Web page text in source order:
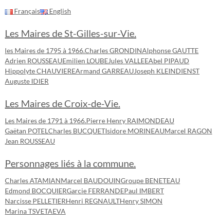
Français English
Les Maires de St-Gilles-sur-Vie.
les Maires de 1795 à 1966.Charles GRONDINAlphonse GAUTTE
Adrien ROUSSEAUEmilien LOUBEJules VALLEEAbel PIPAUD
Hippolyte CHAUVIEREArmand GARREAUJoseph KLEINDIENST
Auguste IDIER
Les Maires de Croix-de-Vie.
Les Maires de 1791 à 1966.Pierre Henry RAIMONDEAU
Gaëtan POTEL Charles BUCQUETIsidore MORINEAUMarcel RAGON
Jean ROUSSEAU
Personnages liés à la commune.
Charles ATAMIANMarcel BAUDOUINGroupe BENETEAU
Edmond BOCQUIERGarcie FERRANDEPaul IMBERT
Narcisse PELLETIERHenri REGNAULTHenry SIMON
Marina TSVETAEVA